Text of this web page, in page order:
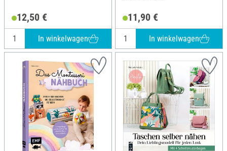
12,50 €
In winkelwagen
11,90 €
In winkelwagen